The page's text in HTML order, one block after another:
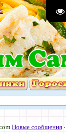
Новые сообщения ·